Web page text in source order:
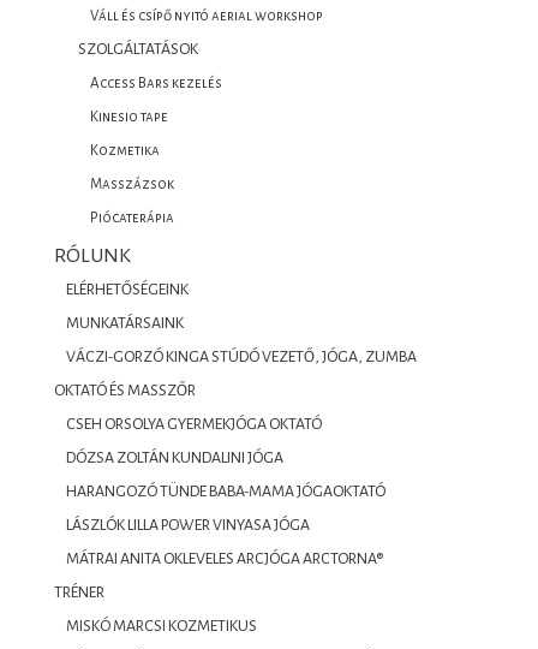
Váll és csípő nyitó aerial workshop
SZOLGÁLTATÁSOK
Access Bars kezelés
Kinesio tape
Kozmetika
Masszázsok
Piócaterápia
RÓLUNK
ELÉRHETŐSÉGEINK
MUNKATÁRSAINK
VÁCZI-GORZÓ KINGA STÚDÓ VEZETŐ, JÓGA, ZUMBA
OKTATÓ ÉS MASSZŐR
CSEH ORSOLYA GYERMEKJÓGA OKTATÓ
DÓZSA ZOLTÁN KUNDALINI JÓGA
HARANGOZÓ TÜNDE BABA-MAMA JÓGAOKTATÓ
LÁSZLÓK LILLA POWER VINYASA JÓGA
MÁTRAI ANITA OKLEVELES ARCJÓGA ARCTORNA®
TRÉNER
MISKÓ MARCSI KOZMETIKUS